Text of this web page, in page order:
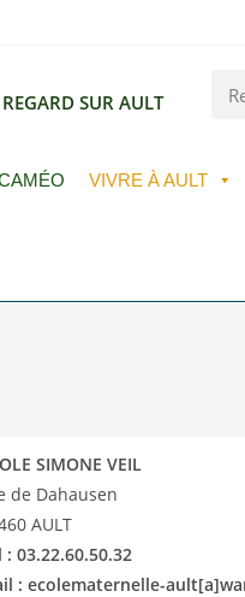
SUR AULT
VIVRE À AULT
SIMONE VEIL
de Dahausen
AULT
: 03.22.60.50.32
: ecolematernelle-